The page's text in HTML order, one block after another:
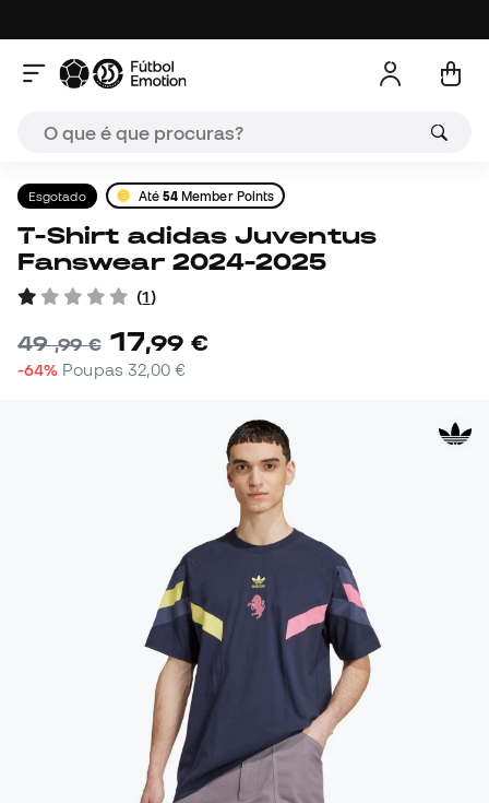
Esgotado Até 54 Member Points
T-Shirt adidas Juventus
Fanswear 2024-2025
(1)
49,99 € 17,99 €
-64% Poupas 32,00 €